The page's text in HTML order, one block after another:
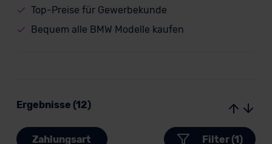
Top-Preise für Gewerbekunde
Bequem alle BMW Modelle kaufen
Ergebnisse (12)
Zahlungsart Filter (1)